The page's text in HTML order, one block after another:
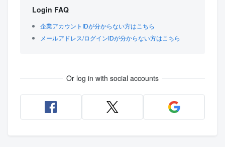
Login FAQ
企業アカウントIDが分からない方はこちら
メールアドレス/ログインIDが分からない方はこちら
Or log in with social accounts